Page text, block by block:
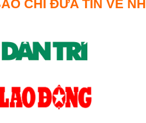
CHÍ ĐƯA TIN VỀ